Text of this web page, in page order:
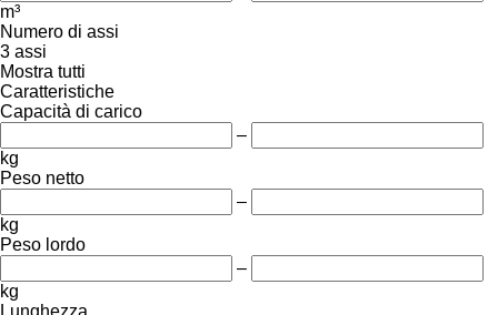
m³
Numero di assi
3 assi
Mostra tutti
Caratteristiche
Capacità di carico
–
kg
Peso netto
–
kg
Peso lordo
–
kg
Lunghezza